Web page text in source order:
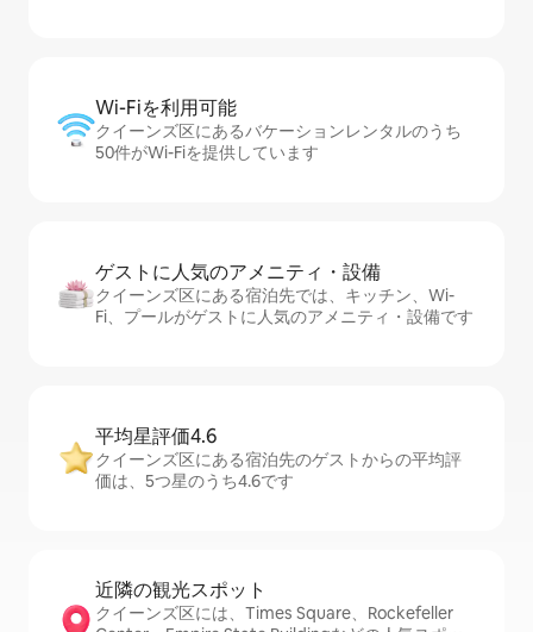
Wi-Fiを利⁠用⁠可⁠能
クイーンズ区にあるバケーションレンタルのうち
50件がWi-Fiを提供しています
ゲストに人⁠気⁠のア⁠メ⁠ニ⁠テ⁠ィ・設⁠備
クイーンズ区にある宿泊先では、キッチン、Wi-
Fi、プールがゲストに人気のアメニティ・設備です
平均星評価4.6
クイーンズ区にある宿泊先のゲストからの平均評
価は、5つ星のうち4.6です
近隣の観光ス⁠ポ⁠ッ⁠ト
クイーンズ区には、Times Square、Rockefeller